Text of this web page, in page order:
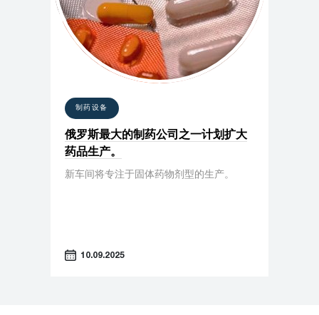
制药设备
俄罗斯最大的制药公司之一计划扩大
药品生产。
新车间将专注于固体药物剂型的生产。
10.09.2025